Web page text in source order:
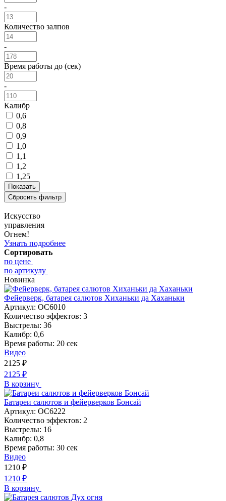
-
Количество залпов
-
Время работы до (сек)
-
Калибр
0,6
0,8
0,9
1,0
1,1
1,2
1,25
Искусство
управления
Огнем!
Узнать подробнее
Сортировать
по цене
по артикулу
Новинка
Фейерверк, батарея салютов Хиханьки да Хаханьки
Артикул: ОС6010
Количество эффектов: 3
Выстрелы: 36
Калибр: 0,6
Время работы: 20 сек
Видео
2125 ₽
2125 ₽
В корзину
Батареи салютов и фейерверков Бонсай
Артикул: ОС6222
Количество эффектов: 2
Выстрелы: 16
Калибр: 0,8
Время работы: 30 сек
Видео
1210 ₽
1210 ₽
В корзину